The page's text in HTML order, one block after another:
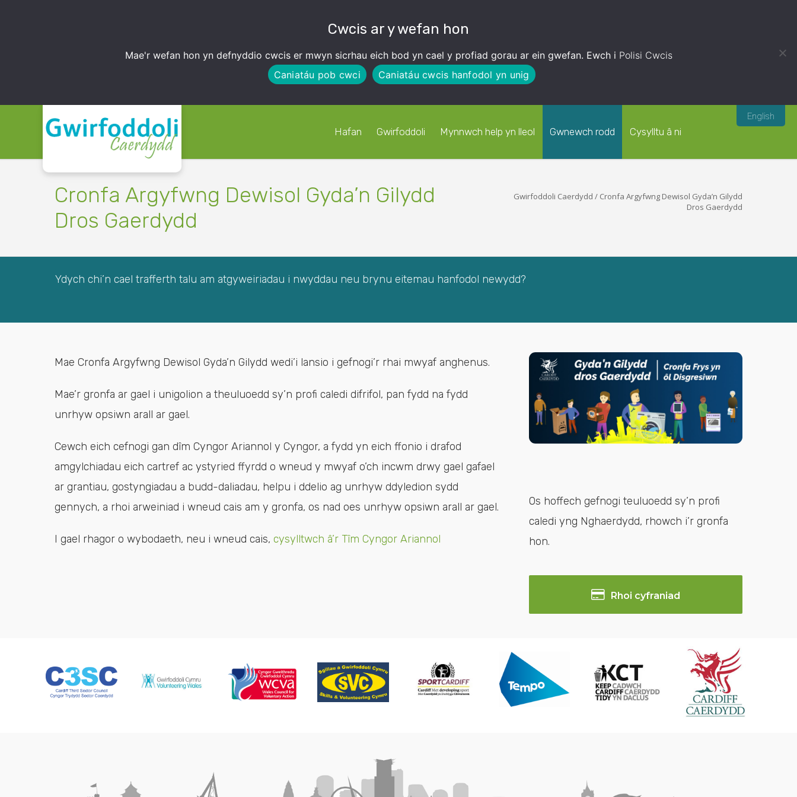
Cwcis ar y wefan hon
Mae'r wefan hon yn defnyddio cwcis er mwyn sicrhau eich bod yn cael y profiad gorau ar ein gwefan. Ewch i Polisi Cwcis
Caniatáu pob cwci
Caniatáu cwcis hanfodol yn unig
English
Hafan Gwirfoddoli Mynnwch help yn lleol Gwnewch rodd Cysylltu â ni
Cronfa Argyfwng Dewisol Gyda’n Gilydd
Dros Gaerdydd
Gwirfoddoli Caerdydd / Cronfa Argyfwng Dewisol Gyda’n Gilydd
Dros Gaerdydd
Ydych chi’n cael trafferth talu am atgyweiriadau i nwyddau neu brynu eitemau hanfodol newydd?
Mae Cronfa Argyfwng Dewisol Gyda’n Gilydd wedi’i lansio i gefnogi’r rhai mwyaf anghenus.
Mae’r gronfa ar gael i unigolion a theuluoedd sy’n profi caledi difrifol, pan fydd na fydd
unrhyw opsiwn arall ar gael.
Cewch eich cefnogi gan dîm Cyngor Ariannol y Cyngor, a fydd yn eich ffonio i drafod
amgylchiadau eich cartref ac ystyried ffyrdd o wneud y mwyaf o’ch incwm drwy gael gafael
ar grantiau, gostyngiadau a budd-daliadau, helpu i ddelio ag unrhyw ddyledion sydd
gennych, a rhoi arweiniad i wneud cais am y gronfa, os nad oes unrhyw opsiwn arall ar gael.
I gael rhagor o wybodaeth, neu i wneud cais, cysylltwch â’r Tîm Cyngor Ariannol
Os hoffech gefnogi teuluoedd sy’n profi
caledi yng Nghaerdydd, rhowch i’r gronfa
hon.
Rhoi cyfraniad